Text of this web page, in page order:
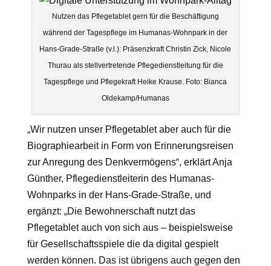
Nutzen das Pflegetablet gern für die Beschäftigung
während der Tagespflege im Humanas-Wohnpark in der
Hans-Grade-Straße (v.l.): Präsenzkraft Christin Zick, Nicole
Thurau als stellvertretende Pflegedienstleitung für die
Tagespflege und Pflegekraft Heike Krause. Foto: Bianca
Oldekamp/Humanas
„Wir nutzen unser Pflegetablet aber auch für die
Biographiearbeit in Form von Erinnerungsreisen
zur Anregung des Denkvermögens“, erklärt Anja
Günther, Pflegedienstleiterin des Humanas-
Wohnparks in der Hans-Grade-Straße, und
ergänzt: „Die Bewohnerschaft nutzt das
Pflegetablet auch von sich aus – beispielsweise
für Gesellschaftsspiele die da digital gespielt
werden können. Das ist übrigens auch gegen den